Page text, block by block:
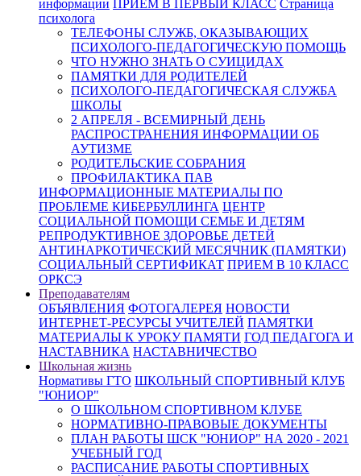
информации ПРИЕМ В ПЕРВЫЙ КЛАСС Страница
психолога
ТЕЛЕФОНЫ СЛУЖБ, ОКАЗЫВАЮЩИХ
ПСИХОЛОГО-ПЕДАГОГИЧЕСКУЮ ПОМОЩЬ
ЧТО НУЖНО ЗНАТЬ О СУИЦИДАХ
ПАМЯТКИ ДЛЯ РОДИТЕЛЕЙ
ПСИХОЛОГО-ПЕДАГОГИЧЕСКАЯ СЛУЖБА
ШКОЛЫ
2 АПРЕЛЯ - ВСЕМИРНЫЙ ДЕНЬ
РАСПРОСТРАНЕНИЯ ИНФОРМАЦИИ ОБ
АУТИЗМЕ
РОДИТЕЛЬСКИЕ СОБРАНИЯ
ПРОФИЛАКТИКА ПАВ
ИНФОРМАЦИОННЫЕ МАТЕРИАЛЫ ПО
ПРОБЛЕМЕ КИБЕРБУЛЛИНГА ЦЕНТР
СОЦИАЛЬНОЙ ПОМОЩИ СЕМЬЕ И ДЕТЯМ
РЕПРОДУКТИВНОЕ ЗДОРОВЬЕ ДЕТЕЙ
АНТИНАРКОТИЧЕСКИЙ МЕСЯЧНИК (ПАМЯТКИ)
СОЦИАЛЬНЫЙ СЕРТИФИКАТ ПРИЕМ В 10 КЛАСС
ОРКСЭ
Преподавателям
ОБЪЯВЛЕНИЯ ФОТОГАЛЕРЕЯ НОВОСТИ
ИНТЕРНЕТ-РЕСУРСЫ УЧИТЕЛЕЙ ПАМЯТКИ
МАТЕРИАЛЫ К УРОКУ ПАМЯТИ ГОД ПЕДАГОГА И
НАСТАВНИКА НАСТАВНИЧЕСТВО
Школьная жизнь
Нормативы ГТО ШКОЛЬНЫЙ СПОРТИВНЫЙ КЛУБ
"ЮНИОР"
О ШКОЛЬНОМ СПОРТИВНОМ КЛУБЕ
НОРМАТИВНО-ПРАВОВЫЕ ДОКУМЕНТЫ
ПЛАН РАБОТЫ ШСК "ЮНИОР" НА 2020 - 2021
УЧЕБНЫЙ ГОД
РАСПИСАНИЕ РАБОТЫ СПОРТИВНЫХ